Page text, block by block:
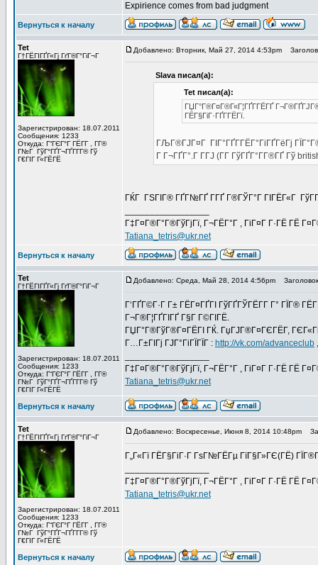
Expirience comes from bad judgment
Вернуться к началу
Tet
Г†ГЁГІГҐГ«Гј ГґГ®Г°ГіГ¬Г
Зарегистрирован: 18.07.2011
Сообщения: 1233
Откуда: Г“ГЄГ°Г ГЁГ­Г , Г­Г®
Г№Г ГўГ°ГҐГ¬ГҐГ­Г­Г® Гў
Г€ГІГ Г«ГЁГЁ
Добавлено: Вторник, Май 27, 2014 4:53pm
Slava писал(а):
Tet писал(а):
ГЏГ°Г®Г¤Г®Г«Г¦ГҐГ­ГЁГҐ
ГЁГ§ГіГ·ГҐГ­ГЁГї.
ГЉГ®ГЈГ¤Г ГІГ°ГҐГ­ГЁГ°ГіГҐГёГј
Г Г¬ГҐГ°.Г Г­ГЈ (Г­Г ГўГҐГ°Г­Г®ГҐ Гў
ГЌГ ГЅГІГ® ГҐГ№ГҐ Г­ГҐ Г®ГЎГ°Г ГІГЁГ«Г
Г‡Г¤Г®Г°Г®ГўГјГї, Г¬ГЁГ°Г , ГіГ¤Г Г·ГЁ ГЁ
Tatiana_tetris@ukr.net
Вернуться к началу
Tet
Г†ГЁГІГҐГ«Гј ГґГ®Г°ГіГ¬Г
Зарегистрирован: 18.07.2011
Сообщения: 1233
Откуда: Г“ГЄГ°Г ГЁГ­Г , Г­Г®
Г№Г ГўГ°ГҐГ¬ГҐГ­Г­Г® Гў
Г€ГІГ Г«ГЁГЁ
Добавлено: Среда, Май 28, 2014 4:56pm
Г‘ГҐГ©Г·Г Г± ГЁГ¤ГҐГІ ГўГҐГЎГЁГ­Г Г° ГЇГ®
Г¬Г®Г¦ГҐГІГҐ Г§Г Г©ГІГЁ.
ГЏГ°Г®ГўГ®Г¤ГЁГІ ГЌ. ГџГЈГ®Г¤ГЄГЁГ­,
Г…Г±ГІГј ГЈГ°ГіГЇГЇГ : http://vk.com/advanceclub
Г‡Г¤Г®Г°Г®ГўГјГї, Г¬ГЁГ°Г , ГіГ¤Г Г·ГЁ ГЁ
Tatiana_tetris@ukr.net
Вернуться к началу
Tet
Г†ГЁГІГҐГ«Гј ГґГ®Г°ГіГ¬Г
Зарегистрирован: 18.07.2011
Сообщения: 1233
Откуда: Г“ГЄГ°Г ГЁГ­Г , Г­Г®
Г№Г ГўГ°ГҐГ¬ГҐГ­Г­Г® Гў
Г€ГІГ Г«ГЁГЁ
Добавлено: Воскресенье, Июня 8, 2014 10:48pm
Г„Г«Гї ГЁГ§ГіГ·Г ГѕГ№ГЁГµ ГїГ§Г»ГЄ(ГЁ)
Г‡Г¤Г®Г°Г®ГўГјГї, Г¬ГЁГ°Г , ГіГ¤Г Г·ГЁ ГЁ
Tatiana_tetris@ukr.net
Вернуться к началу